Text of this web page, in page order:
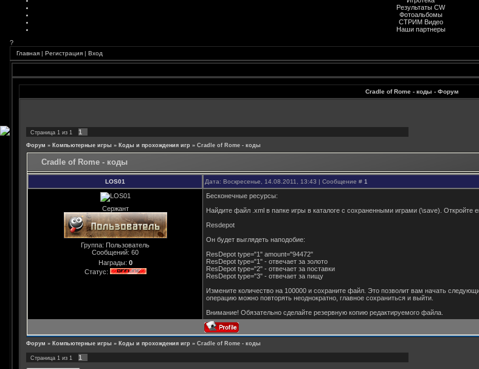
Результаты CW
Фотоальбомы
СТРИМ Видео
Наши партнеры
?
Главная | Регистрация | Вход
Cradle of Rome - коды - Форум
Страница 1 из 1 1
Форум » Компьютерные игры » Коды и прохождения игр » Cradle of Rome - коды
Cradle of Rome - коды
LOS01 Дата: Воскресенье, 14.08.2011, 13:43 | Сообщение # 1
Сержант
Группа: Пользователь
Сообщений: 60
Награды: 0
Статус:
Бесконечные ресурсы:
Найдите файл .xml в папке игры в каталоге с сохраненными играми (\save). Откройте
Resdepot
Он будет выглядеть наподобие:
ResDepot type="1" amount="94472"
ResDepot type="1" - отвечает за золото
ResDepot type="2" - отвечает за поставки
ResDepot type="3" - отвечает за пищу
Измените количество на 100000 и сохраните файл. Это позволит вам начать
операцию можно повторять неоднократно, главное сохраниться и выйти.
Внимание! Обязательно сделайте резервную копию редактируемого файла.
Форум » Компьютерные игры » Коды и прохождения игр » Cradle of Rome - коды
Страница 1 из 1
1